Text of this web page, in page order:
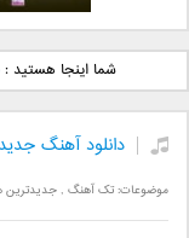
دانلود
بانی بنام
شما اینجا هستید :
دانلود آهنگ
موضوعات:تک آهنگ ,جدیدترین